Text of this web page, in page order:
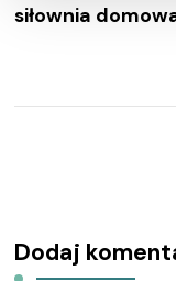
siłownia
Dodaj